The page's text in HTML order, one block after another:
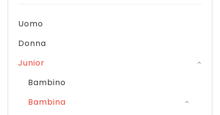
Uomo
Donna
Junior
Bambino
Bambina